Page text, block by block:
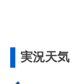
実況天気